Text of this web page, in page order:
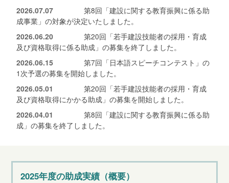
2026.07.07
第8回「建設に関する教育振興に係る助
成事業」の対象が決定いたしました。
2026.06.20
第20回「若手建設技能者の採用・育成
及び資格取得に係る助成」の募集を終了しました。
2026.06.15
第7回「日本語スピーチコンテスト」の
1次予選の募集を開始しました。
2026.05.01
第20回「若手建設技能者の採用・育成
及び資格取得にかかる助成」の募集を開始しました。
2026.04.01
第8回「建設に関する教育振興に係る助
成」の募集を終了しました。
2025年度の助成実績（概要）